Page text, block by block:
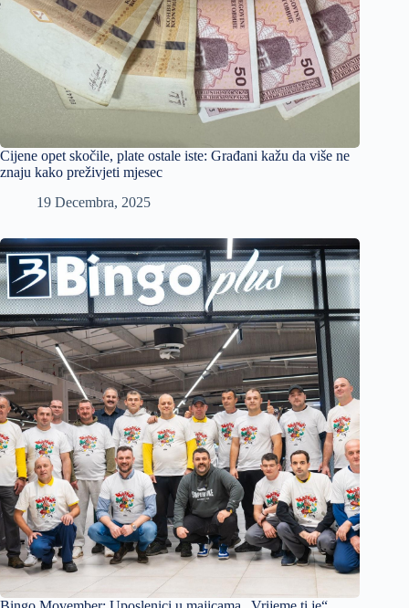
Cijene opet skočile, plate ostale iste: Građani kažu da više ne
znaju kako preživjeti mjesec
19 Decembra, 2025